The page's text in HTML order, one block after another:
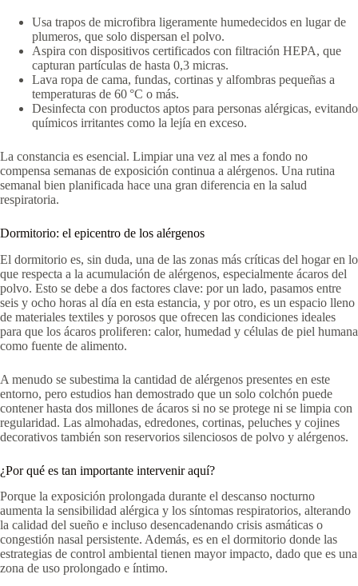
Usa trapos de microfibra ligeramente humedecidos en lugar de
plumeros, que solo dispersan el polvo.
Aspira con dispositivos certificados con filtración HEPA, que
capturan partículas de hasta 0,3 micras.
Lava ropa de cama, fundas, cortinas y alfombras pequeñas a
temperaturas de 60 °C o más.
Desinfecta con productos aptos para personas alérgicas, evitando
químicos irritantes como la lejía en exceso.
La constancia es esencial. Limpiar una vez al mes a fondo no
compensa semanas de exposición continua a alérgenos. Una rutina
semanal bien planificada hace una gran diferencia en la salud
respiratoria.
Dormitorio: el epicentro de los alérgenos
El dormitorio es, sin duda, una de las zonas más críticas del hogar en lo
que respecta a la acumulación de alérgenos, especialmente ácaros del
polvo. Esto se debe a dos factores clave: por un lado, pasamos entre
seis y ocho horas al día en esta estancia, y por otro, es un espacio lleno
de materiales textiles y porosos que ofrecen las condiciones ideales
para que los ácaros proliferen: calor, humedad y células de piel humana
como fuente de alimento.
A menudo se subestima la cantidad de alérgenos presentes en este
entorno, pero estudios han demostrado que un solo colchón puede
contener hasta dos millones de ácaros si no se protege ni se limpia con
regularidad. Las almohadas, edredones, cortinas, peluches y cojines
decorativos también son reservorios silenciosos de polvo y alérgenos.
¿Por qué es tan importante intervenir aquí?
Porque la exposición prolongada durante el descanso nocturno
aumenta la sensibilidad alérgica y los síntomas respiratorios, alterando
la calidad del sueño e incluso desencadenando crisis asmáticas o
congestión nasal persistente. Además, es en el dormitorio donde las
estrategias de control ambiental tienen mayor impacto, dado que es una
zona de uso prolongado e íntimo.